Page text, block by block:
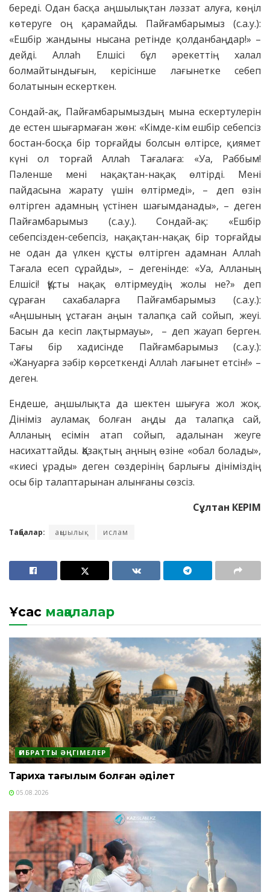
береді. Одан басқа аңшылықтан ләззат алуға, көңіл
көтеруге оң қарамайды. Пайғамбарымыз (с.а.у.):
«Ешбір жандыны нысана ретінде қолданбаңдар!» ­–
дейді. Аллаһ Елшісі бұл әрекеттің халал
болмайтындығын, керісінше лағынетке себеп
болатынын ескерткен.
Сондай-ақ, Пайғамбарымыздың мына ескертулерін
де естен шығармаған жөн: «Кімде-кім ешбір себепсіз
бостан-босқа бір торғайды болсын өлтірсе, қиямет
күні ол торғай Аллаһ Тағалаға: «Уа, Раббым!
Пәленше мені нақақтан-нақақ өлтірді. Мені
пайдасына жарату үшін өлтірмеді», ­– деп өзін
өлтірген адамның үстінен шағымданады», – деген
Пайғамбарымыз (с.а.у.). Сондай-ақ: «Ешбір
себепсізден-себепсіз, нақақтан-нақақ бір торғайды
не одан да үлкен құсты өлтірген адамнан Аллаһ
Тағала есеп сұрайды», – дегенінде: «Уа, Алланың
Елшісі! Құсты нақақ өлтірмеудің жолы не?» деп
сұраған сахабаларға Пайғамбарымыз (с.а.у.):
«Аңшының ұстаған аңын талапқа сай сойып, жеуі.
Басын да кесіп лақтырмауы», – деп жауап берген.
Тағы бір хадисінде Пайғамбарымыз (с.а.у.):
«Жануарға зәбір көрсеткенді Аллаһ лағынет етсін!» –
деген.
Ендеше, аңшылықта да шектен шығуға жол жоқ.
Дініміз ауламақ болған аңды да талапқа сай,
Алланың есімін атап сойып, адалынан жеуге
насихаттайды. Қазақтың аңның өзіне «обал болады»,
«киесі ұрады» деген сөздерінің барлығы дініміздің
осы бір талаптарынан алынғаны сөзсіз.
Сұлтан КЕРІМ
Таңбалар: аңшылық ислам
Ұқсас мақалалар
ҒИБРАТТЫ ӘҢГІМЕЛЕР
Тарихқа тағылым болған әділет
05.08.2026